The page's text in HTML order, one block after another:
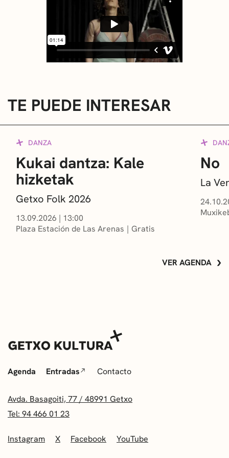
TE PUEDE INTERESAR
DANZA
Kukai dantza: Kale
hizketak
Getxo Folk 2026
13.09.2026 | 13:00
Plaza Estación de Las Arenas
Gratis
No
La
VER AGENDA
Agenda Entradas Contacto
Avda. Basagoiti, 77 / 48991 Getxo
Tel: 94 466 01 23
Instagram X Facebook YouTube